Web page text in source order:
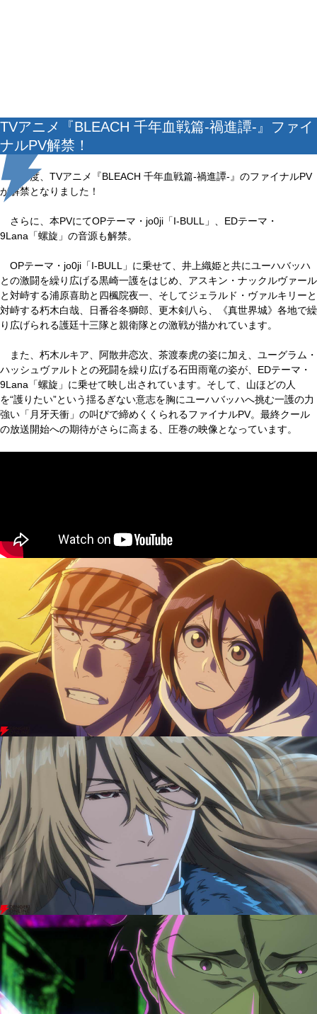
TVアニメ『BLEACH 千年血戦篇-禍進譚-』ファイ
ナルPV解禁！
この度、TVアニメ『BLEACH 千年血戦篇-禍進譚-』のファイナルPV
が解禁となりました！
さらに、本PVにてOPテーマ・jo0ji「I-BULL」、EDテーマ・
9Lana「螺旋」の音源も解禁。
OPテーマ・jo0ji「I-BULL」に乗せて、井上織姫と共にユーハバッハ
との激闘を繰り広げる黒崎一護をはじめ、アスキン・ナックルヴァール
と対峙する浦原喜助と四楓院夜一、そしてジェラルド・ヴァルキリーと
対峙する朽木白哉、日番谷冬獅郎、更木剣八ら、《真世界城》各地で繰
り広げられる護廷十三隊と親衛隊との激戦が描かれています。
また、朽木ルキア、阿散井恋次、茶渡泰虎の姿に加え、ユーグラム・
ハッシュヴァルトとの死闘を繰り広げる石田雨竜の姿が、EDテーマ・
9Lana「螺旋」に乗せて映し出されています。そして、山ほどの人
を“護りたい”という揺るぎない意志を胸にユーハバッハへ挑む一護の力
強い「月牙天衝」の叫びで締めくくられるファイナルPV。最終クール
の放送開始への期待がさらに高まる、圧巻の映像となっています。